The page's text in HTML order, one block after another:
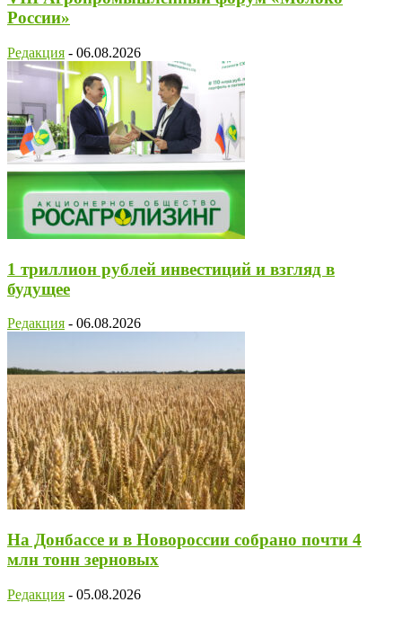
России»
Редакция - 06.08.2026
1 триллион рублей инвестиций и взгляд в
будущее
Редакция - 06.08.2026
На Донбассе и в Новороссии собрано почти 4
млн тонн зерновых
Редакция - 05.08.2026